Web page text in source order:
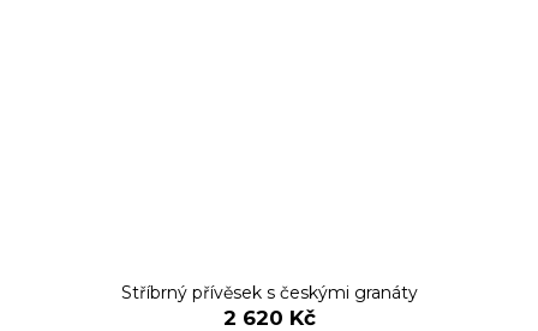
Stříbrný přívěsek s českými granáty
2 620 Kč